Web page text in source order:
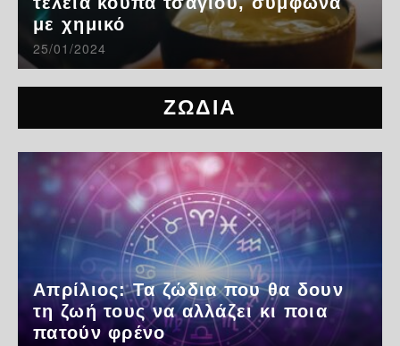
με χημικό
25/01/2024
ΖΩΔΙΑ
Απρίλιος: Τα ζώδια που θα δουν
τη ζωή τους να αλλάζει κι ποια
πατούν φρένο